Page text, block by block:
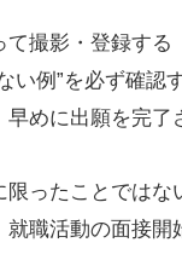
て撮影・登録する
い例”を必ず確認
早めに出願を完了
ったことではな
就職活動の面接開